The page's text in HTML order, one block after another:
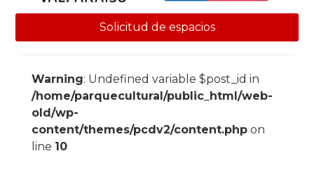
Solicitud de espacios
Warning: Undefined variable $post_id in
/home/parquecultural/public_html/web-
old/wp-
content/themes/pcdv2/content.phpon
line 10